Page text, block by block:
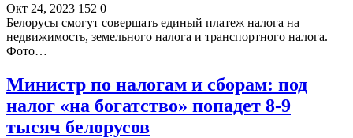
Окт 24, 2023 152 0
Белорусы смогут совершать единый платеж налога на
недвижимость, земельного налога и транспортного налога.
Фото…
Министр по налогам и сборам: под
налог «на богатство» попадет 8-9
тысяч белорусов